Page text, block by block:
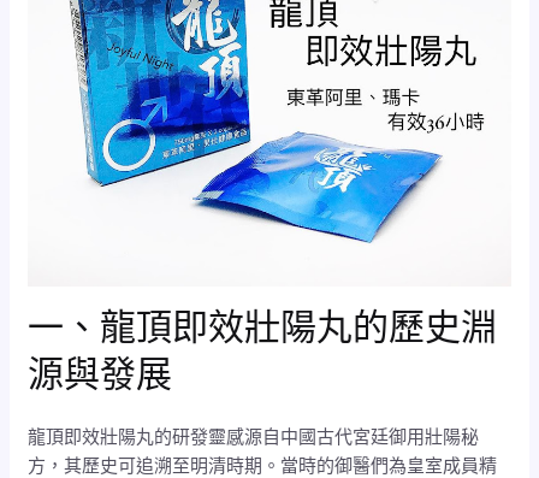
一、龍頂即效壯陽丸的歷史淵
源與發展
龍頂即效壯陽丸的研發靈感源自中國古代宮廷御用壯陽秘
方，其歷史可追溯至明清時期。當時的御醫們為皇室成員精